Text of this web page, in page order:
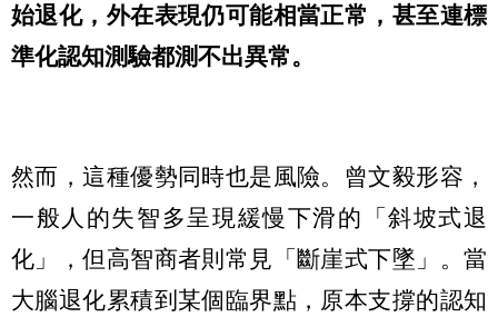
始退化，外在表現仍可能相當正常，甚至連標
準化認知測驗都測不出異常。
然而，這種優勢同時也是風險。曾文毅形容，
一般人的失智多呈現緩慢下滑的「斜坡式退
化」，但高智商者則常見「斷崖式下墜」。當
大腦退化累積到某個臨界點，原本支撐的認知